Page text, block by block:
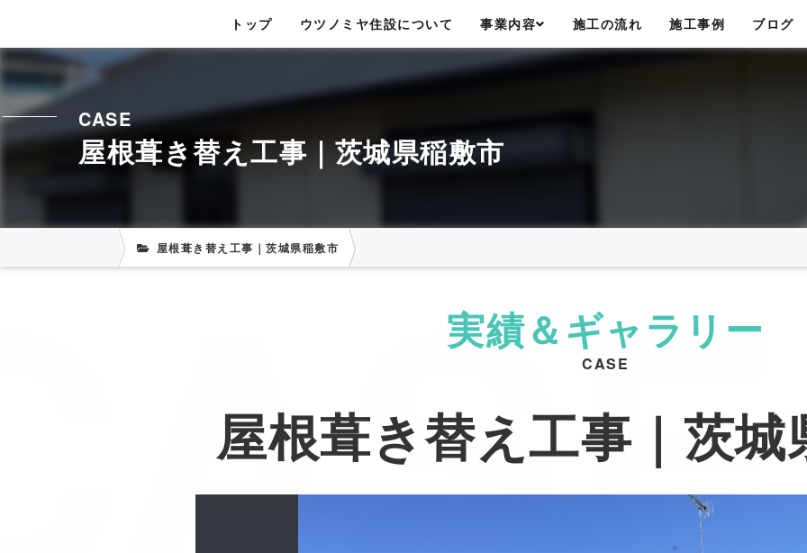
トップ ウツノミヤ住設について 事業内容 施工の流れ 施工事例 ブログ
屋根葺き替え工事｜茨城県稲敷市
CASE
屋根葺き替え工事｜茨城県稲敷市
CASE
屋根葺き替え工事｜茨城